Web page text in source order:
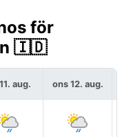
för
🇮🇩
aug. ons 12. aug.